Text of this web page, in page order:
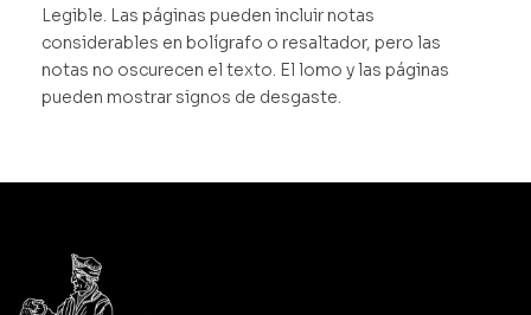
Legible. Las páginas pueden incluir notas
considerables en bolígrafo o resaltador, pero las
notas no oscurecen el texto. El lomo y las páginas
pueden mostrar signos de desgaste.